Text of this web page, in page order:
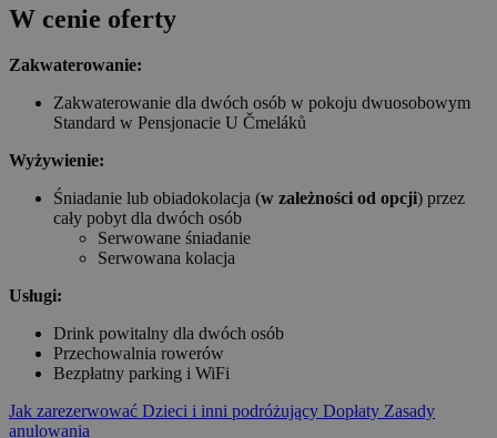
W cenie oferty
Zakwaterowanie:
Zakwaterowanie dla dwóch osób w pokoju dwuosobowym
Standard w Pensjonacie U Čmeláků
Wyżywienie:
Śniadanie lub obiadokolacja (w zależności od opcji) przez
cały pobyt dla dwóch osób
Serwowane śniadanie
Serwowana kolacja
Usługi:
Drink powitalny dla dwóch osób
Przechowalnia rowerów
Bezpłatny parking i WiFi
Jak zarezerwować Dzieci i inni podróżujący Dopłaty Zasady
anulowania